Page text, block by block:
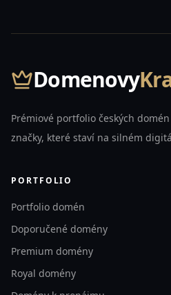
Domenovy
Prémiové portfolio českých
značky, které staví na silném
PORTFOLIO
Portfolio domén
Doporučené domény
Premium domény
Royal domény